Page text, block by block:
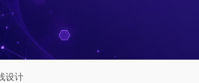
设计